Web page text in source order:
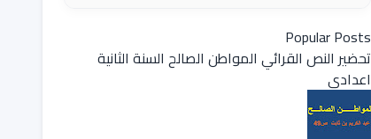
Popular Posts
تحضير النص القرائي المواطن الصالح السنة الثانية
اعدادي